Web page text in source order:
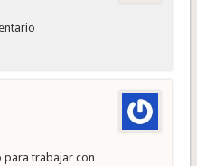
para trabajar con